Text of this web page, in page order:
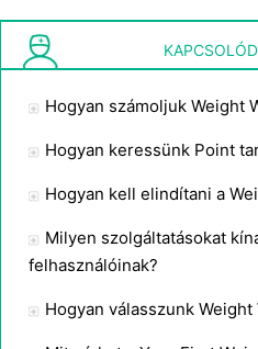
Mennyi kalória
Hogyan számoljuk Weight
Hogyan keressünk Point
Hogyan kell elindítani a
Milyen szolgáltatásokat
felhasználóinak?
Hogyan válasszunk Weight